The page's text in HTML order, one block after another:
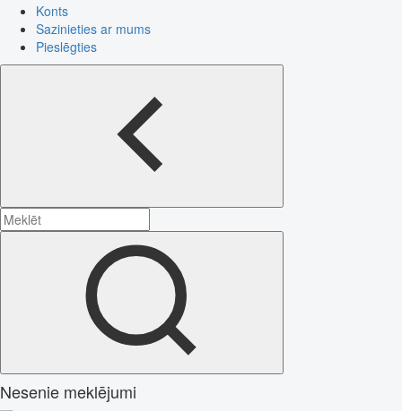
Konts
Sazinieties ar mums
Pieslēgties
Nesenie meklējumi